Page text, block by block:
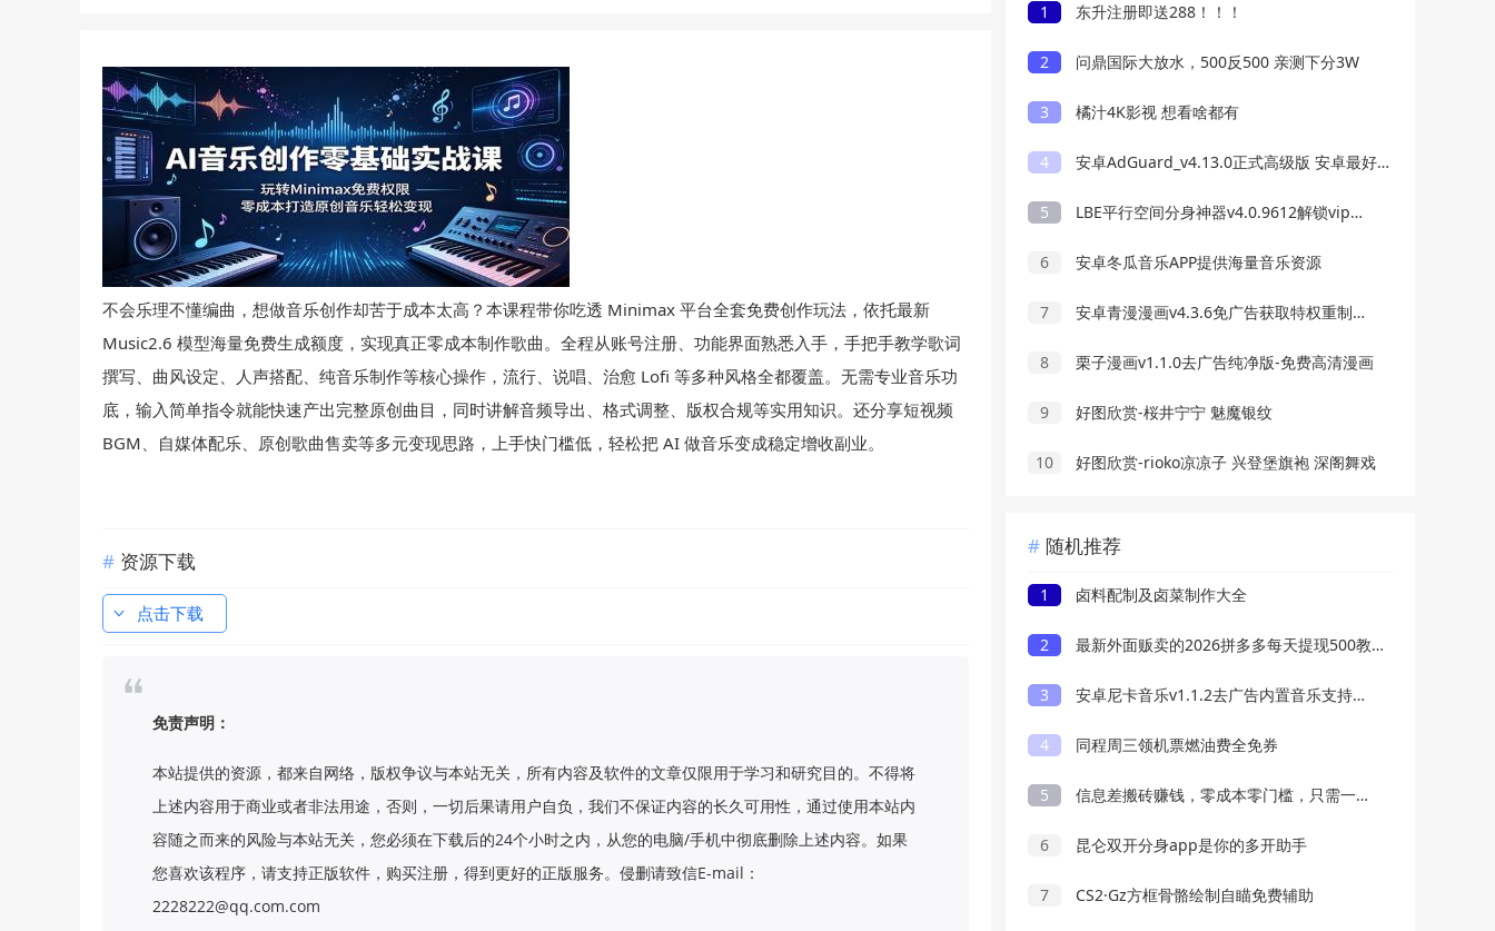
不会乐理不懂编曲，想做音乐创作却苦于成本太高？本课程带你吃透 Minimax 平台全套免费创作玩法，依托最新
Music2.6 模型海量免费生成额度，实现真正零成本制作歌曲。全程从账号注册、功能界面熟悉入手，手把手教学歌词
撰写、曲风设定、人声搭配、纯音乐制作等核心操作，流行、说唱、治愈 Lofi 等多种风格全都覆盖。无需专业音乐功
底，输入简单指令就能快速产出完整原创曲目，同时讲解音频导出、格式调整、版权合规等实用知识。还分享短视频
BGM、自媒体配乐、原创歌曲售卖等多元变现思路，上手快门槛低，轻松把 AI 做音乐变成稳定增收副业。
资源下载
点击下载
免责声明：
本站提供的资源，都来自网络，版权争议与本站无关，所有内容及软件的文章仅限用于学习和研究目的。不得将
上述内容用于商业或者非法用途，否则，一切后果请用户自负，我们不保证内容的长久可用性，通过使用本站内
容随之而来的风险与本站无关，您必须在下载后的24个小时之内，从您的电脑/手机中彻底删除上述内容。如果
您喜欢该程序，请支持正版软件，购买注册，得到更好的正版服务。侵删请致信E-mail：
2228222@qq.com.com
1 东升注册即送288！！！
2 问鼎国际大放水，500反500 亲测下分3W
3 橘汁4K影视 想看啥都有
4 安卓AdGuard_v4.13.0正式高级版 安卓最好用的广告过滤器
5 LBE平行空间分身神器v4.0.9612解锁vip专业版
6 安卓冬瓜音乐APP提供海量音乐资源
7 安卓青漫漫画v4.3.6免广告获取特权重制修复版
8 栗子漫画v1.1.0去广告纯净版-免费高清漫画
9 好图欣赏-桜井宁宁 魅魔银纹
10 好图欣赏-rioko凉凉子 兴登堡旗袍 深阁舞戏
随机推荐
1 卤料配制及卤菜制作大全
2 最新外面贩卖的2026拼多多每天提现500教程来了
3 安卓尼卡音乐v1.1.2去广告内置音乐支持无损下载
4 同程周三领机票燃油费全免券
5 信息差搬砖赚钱，零成本零门槛，只需一部手机也能轻松日入50+
6 昆仑双开分身app是你的多开助手
7 CS2·Gz方框骨骼绘制自瞄免费辅助